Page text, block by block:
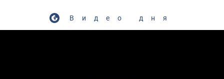
Видео дня